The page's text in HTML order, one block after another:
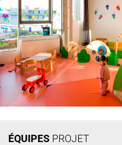
ÉQUIPESPROJET